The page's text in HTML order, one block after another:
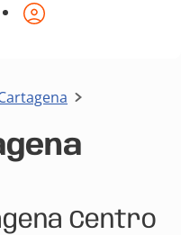
Centro